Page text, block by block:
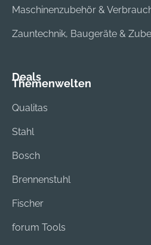
Maschinenzubehör &
Zauntechnik, Baugeräte &
Deals
Themenwelten
Qualitas
Stahl
Bosch
Brennenstuhl
Fischer
forum Tools